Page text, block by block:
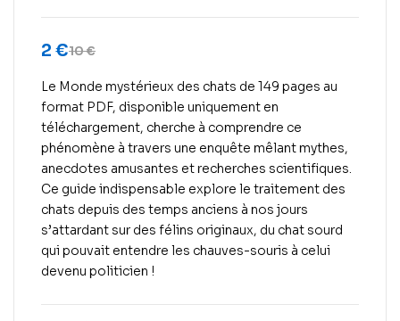
10€
2 €
Le Monde mystérieux des chats de 149 pages au
format PDF, disponible uniquement en
téléchargement, cherche à comprendre ce
phénomène à travers une enquête mêlant mythes,
anecdotes amusantes et recherches scientifiques.
Ce guide indispensable explore le traitement des
chats depuis des temps anciens à nos jours
s’attardant sur des félins originaux, du chat sourd
qui pouvait entendre les chauves-souris à celui
devenu politicien !